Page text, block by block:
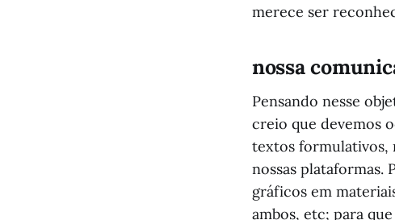
merece ser
nossa
Pensando nesse
creio que devemos
textos formulativos,
nossas plataformas.
gráficos em
ambos, etc; para